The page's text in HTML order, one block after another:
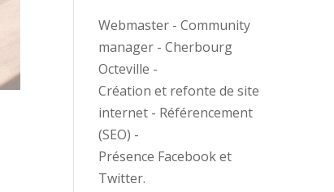
Webmaster - Community
manager - Cherbourg
Octeville -
Création et refonte de site
internet - Référencement
(SEO) -
Présence Facebook et
Twitter.